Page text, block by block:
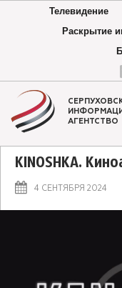
Телевидение
Раскрытие
АГЕНТСТВО
KINOSHKA.
4 СЕНТЯБРЯ 2024